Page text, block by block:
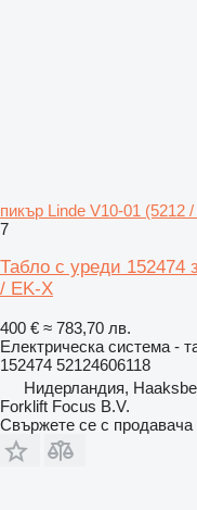
пикър Linde V10-01 (5212
7
Табло с уреди 152474
/ EK-X
400 € ≈ 783,70 лв.
Електрическа система -
152474 52124606118
Нидерландия,
Forklift Focus B.V.
Свържете се с продавача